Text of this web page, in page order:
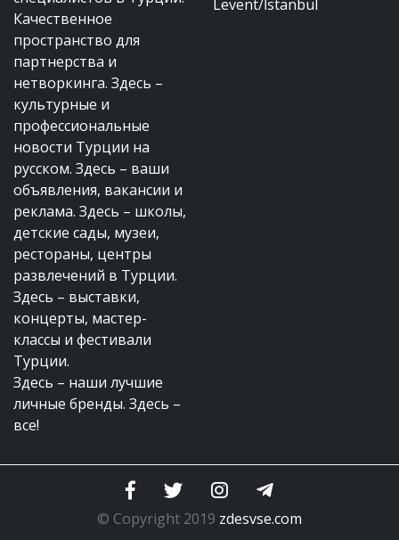
Качественное
пространство для
партнерства и
нетворкинга. Здесь –
культурные и
профессиональные
новости Турции на
русском. Здесь – ваши
объявления, вакансии и
реклама. Здесь – школы,
детские сады, музеи,
рестораны, центры
развлечений в Турции.
Здесь – выставки,
концерты, мастер-
классы и фестивали
Турции.
Здесь – наши лучшие
личные бренды. Здесь –
все!
Levent/İstanbul
© Copyright 2019 zdesvse.com